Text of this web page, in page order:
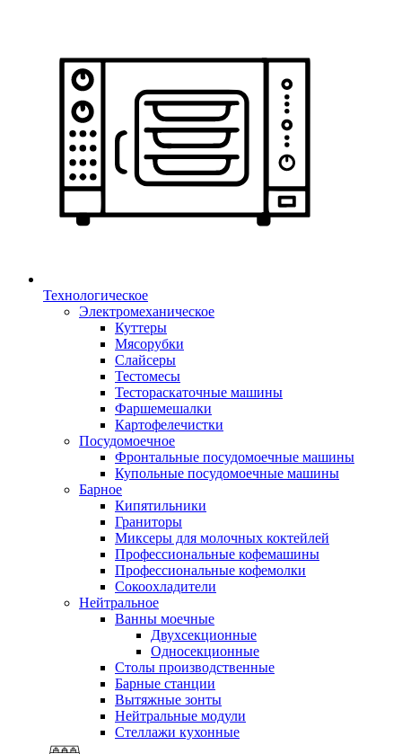
Технологическое
Электромеханическое
Куттеры
Мясорубки
Слайсеры
Тестомесы
Тестораскаточные машины
Фаршемешалки
Картофелечистки
Посудомоечное
Фронтальные посудомоечные машины
Купольные посудомоечные машины
Барное
Кипятильники
Граниторы
Миксеры для молочных коктейлей
Профессиональные кофемашины
Профессиональные кофемолки
Сокоохладители
Нейтральное
Ванны моечные
Двухсекционные
Односекционные
Столы производственные
Барные станции
Вытяжные зонты
Нейтральные модули
Стеллажи кухонные